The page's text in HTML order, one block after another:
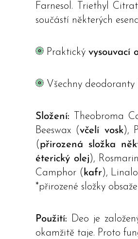
Farnesol. Triethyl
součástí některých
Praktický vysouvací
Všechny
Složení: Theobroma
Beeswax (včelí vosk),
(přirozená složka
éterický olej),
Camphor ( kafr),
*přirozené složky
Použití: Deo je
okamžitě taje. Proto